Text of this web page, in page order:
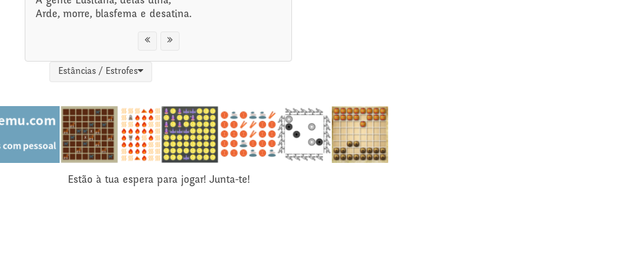
Arde, morre, blasfema e desatina.
Estâncias / Estrofes
Estão à tua espera para jogar! Junta-te!